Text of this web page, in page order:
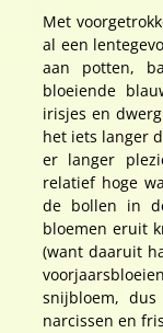
Met
al een
aan potten,
bloeiende
irisjes en
het iets langer
er langer
relatief hoge
de bollen in
bloemen eruit
(want daaruit
snijbloem,
narcissen en